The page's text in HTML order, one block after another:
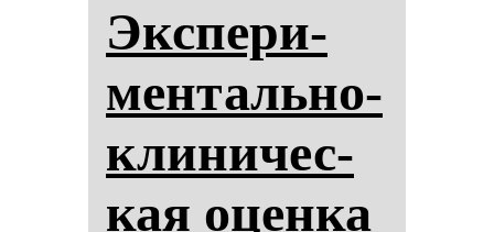
Эк­спе­ри­
мен­таль­но-
кли­ни­чес­
кая оцен­ка